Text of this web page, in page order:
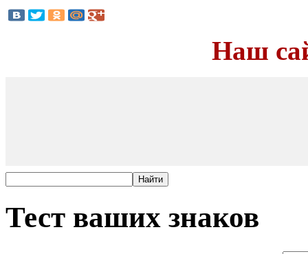
Наш
Тест ваших знаков